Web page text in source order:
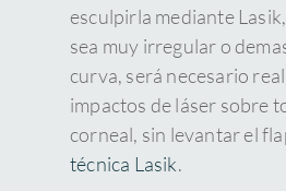
esculpirla mediante
sea muy irregular o
curva, será necesario
impactos de láser sobre
corneal, sin levantar el
técnica Lasik.